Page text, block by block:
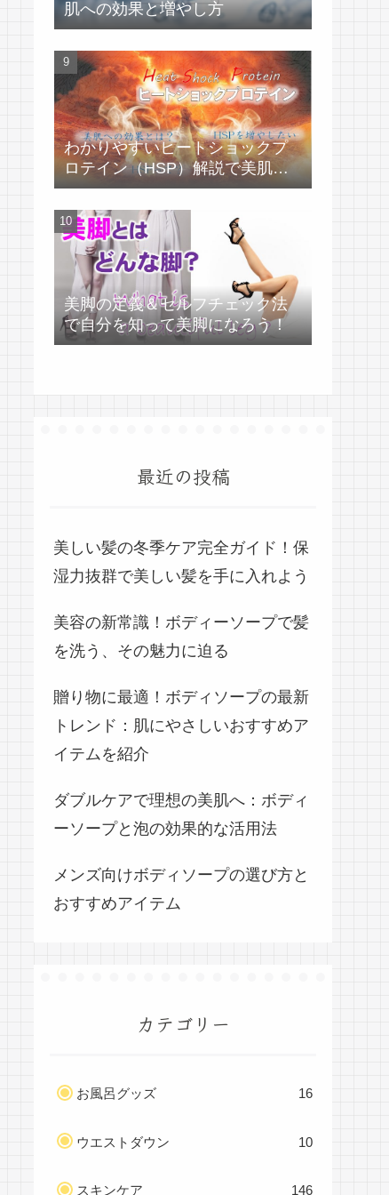
肌への効果と増やし方
わかりやすいヒートショックプ
ロテイン（HSP）解説で美肌づ
くり！
美脚の定義＆セルフチェック法
で自分を知って美脚になろう！
最近の投稿
美しい髪の冬季ケア完全ガイド！保
湿力抜群で美しい髪を手に入れよう
美容の新常識！ボディーソープで髪
を洗う、その魅力に迫る
贈り物に最適！ボディソープの最新
トレンド：肌にやさしいおすすめア
イテムを紹介
ダブルケアで理想の美肌へ：ボディ
ーソープと泡の効果的な活用法
メンズ向けボディソープの選び方と
おすすめアイテム
カテゴリー
お風呂グッズ 16
ウエストダウン 10
スキンケア 146